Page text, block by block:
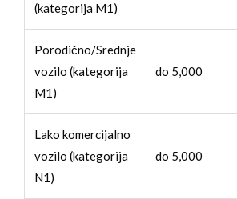
(kategorija M1)
Porodično/Srednje
vozilo (kategorija
M1)
do 5,000
Lako komercijalno
vozilo (kategorija
N1)
do 5,000